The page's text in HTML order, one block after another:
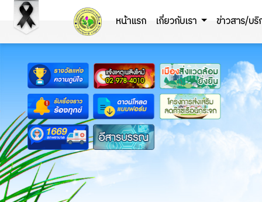
หน้าแรก เกี่ยวกับเรา ข่าวสาร/บริ